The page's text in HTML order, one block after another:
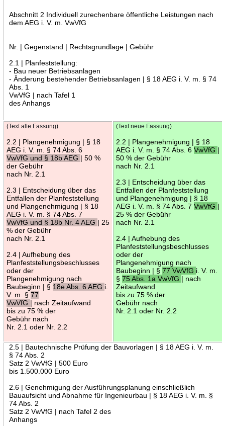
Abschnitt 2 Individuell zurechenbare öffentliche Leistungen nach
dem AEG i. V. m. VwVfG
Nr. | Gegenstand | Rechtsgrundlage | Gebühr
2.1 | Planfeststellung:
- Bau neuer Betriebsanlagen
- Änderung bestehender Betriebsanlagen | § 18 AEG i. V. m. § 74
Abs. 1
VwVfG | nach Tafel 1
des Anhangs
(Text alte Fassung)
2.2 | Plangenehmigung | § 18
AEG i. V. m. § 74 Abs. 6
VwVfG und § 18b AEG | 50 %
der Gebühr
nach Nr. 2.1
2.3 | Entscheidung über das
Entfallen der Planfeststellung
und Plangenehmigung | § 18
AEG i. V. m. § 74 Abs. 7
VwVfG und § 18b Nr. 4 AEG | 25
% der Gebühr
nach Nr. 2.1
2.4 | Aufhebung des
Planfeststellungsbeschlusses
oder der
Plangenehmigung nach
Baubeginn | § 18e Abs. 6 AEG i.
V. m. § 77
VwVfG | nach Zeitaufwand
bis zu 75 % der
Gebühr nach
Nr. 2.1 oder Nr. 2.2
(Text neue Fassung)
2.2 | Plangenehmigung | § 18
AEG i. V. m. § 74 Abs. 6 VwVfG |
50 % der Gebühr
nach Nr. 2.1
2.3 | Entscheidung über das
Entfallen der Planfeststellung
und Plangenehmigung | § 18
AEG i. V. m. § 74 Abs. 7 VwVfG |
25 % der Gebühr
nach Nr. 2.1
2.4 | Aufhebung des
Planfeststellungsbeschlusses
oder der
Plangenehmigung nach
Baubeginn | § 77 VwVfG i. V. m.
§ 75 Abs. 1a VwVfG | nach
Zeitaufwand
bis zu 75 % der
Gebühr nach
Nr. 2.1 oder Nr. 2.2
2.5 | Bautechnische Prüfung der Bauvorlagen | § 18 AEG i. V. m.
§ 74 Abs. 2
Satz 2 VwVfG | 500 Euro
bis 1.500.000 Euro
2.6 | Genehmigung der Ausführungsplanung einschließlich
Bauaufsicht und Abnahme für Ingenieurbau | § 18 AEG i. V. m. §
74 Abs. 2
Satz 2 VwVfG | nach Tafel 2 des
Anhangs